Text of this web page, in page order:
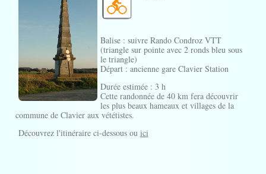
Balise : suivre Rando Condroz VTT
(triangle sur pointe avec 2 ronds bleu sous
le triangle)
Départ : ancienne gare Clavier Station
Durée estimée : 3 h
Cette randonnée de 40 km fera découvrir
les plus beaux hameaux et villages de la
commune de Clavier aux vététistes.
Découvrez l'itinéraire ci-dessous ou ici